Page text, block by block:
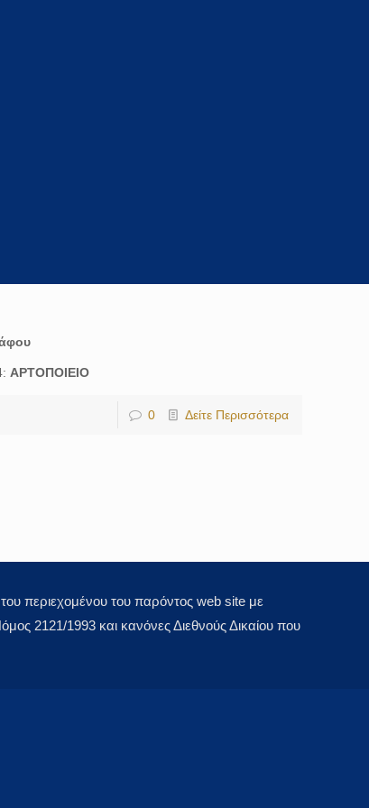
ΑΡΤΟΠΟΙΕΙΟ
0 Δείτε Περισσότερα
περιεχομένου του παρόντος web site με
2121/1993 και κανόνες Διεθνούς Δικαίου που